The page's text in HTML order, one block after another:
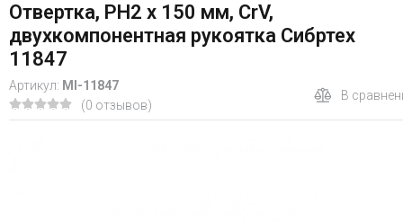
Отвертка, PH2 х 150 мм, CrV,
двухкомпонентная рукоятка Сибртех
11847
Артикул: MI-11847
(0 отзывов)
В